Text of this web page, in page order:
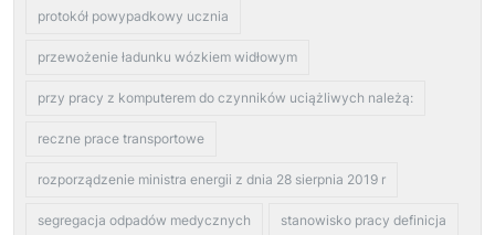
protokół powypadkowy ucznia
przewożenie ładunku wózkiem widłowym
przy pracy z komputerem do czynników uciążliwych należą:
reczne prace transportowe
rozporządzenie ministra energii z dnia 28 sierpnia 2019 r
segregacja odpadów medycznych stanowisko pracy definicja